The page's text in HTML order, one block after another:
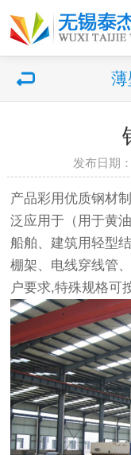
薄
发布日期
产品彩用优质钢材
泛应用于（用于黄
船舶、建筑用轻型
棚架、电线穿线管
户要求,特殊规格可